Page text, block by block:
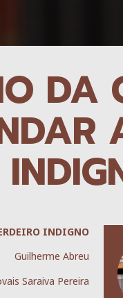
DA
INDIGNO
Guilherme Abreu
Saraiva Pereira